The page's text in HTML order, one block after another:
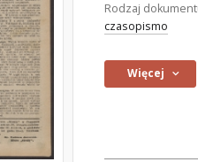
Rodzaj
czasopismo
Więcej